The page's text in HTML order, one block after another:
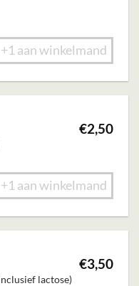
+1 aan winkelmand
€2,50
+1 aan winkelmand
€3,50
lactose)